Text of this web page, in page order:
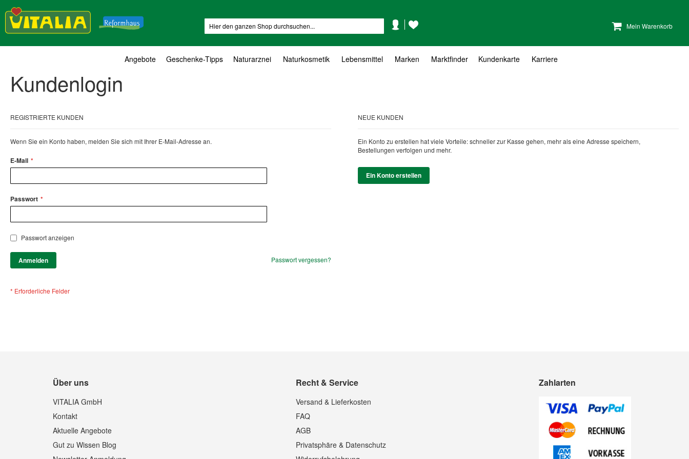
Mein Warenkorb
KontoWunschzettel
Angebote Geschenke-Tipps Naturarznei Naturkosmetik Lebensmittel Marken Marktfinder Kundenkarte Karriere
Kundenlogin
REGISTRIERTE KUNDEN
Wenn Sie ein Konto haben, melden Sie sich mit Ihrer E-Mail-Adresse an.
E-Mail
Passwort
Passwort anzeigen
Anmelden Passwort vergessen?
NEUE KUNDEN
Ein Konto zu erstellen hat viele Vorteile: schneller zur Kasse gehen, mehr als eine Adresse speichern,
Bestellungen verfolgen und mehr.
Ein Konto erstellen
Über uns
VITALIA GmbH
Kontakt
Aktuelle Angebote
Gut zu Wissen Blog
Recht & Service
Versand & Lieferkosten
FAQ
AGB
Privatsphäre & Datenschutz
Zahlarten